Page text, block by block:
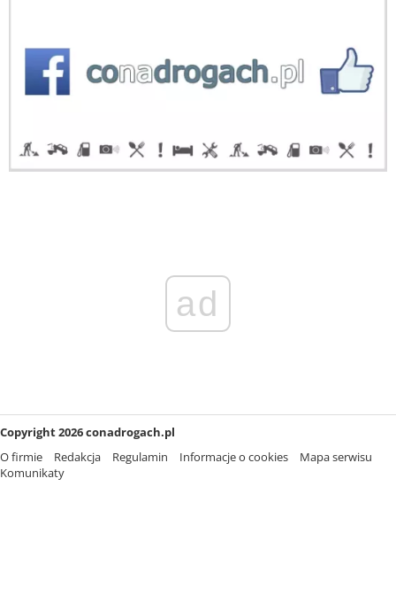
ad
Copyright 2026 conadrogach.pl
O firmie
Redakcja Regulamin Informacje o cookies
Mapa serwisu
Komunikaty